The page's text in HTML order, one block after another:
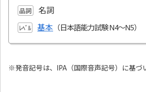
品詞 名詞
ﾚﾍﾞﾙ 基本
※発音記号は、IPA（国際音声記号）に基づ